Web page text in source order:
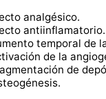
analgésico.
antiinflamatorio.
temporal de
de la
de